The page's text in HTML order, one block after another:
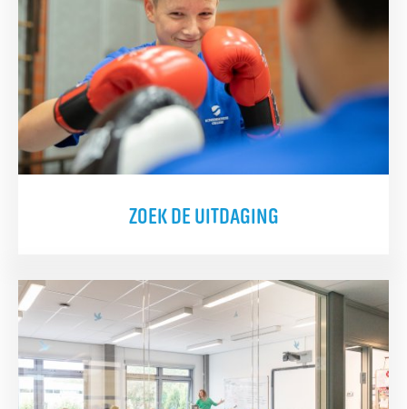
ZOEK DE UITDAGING